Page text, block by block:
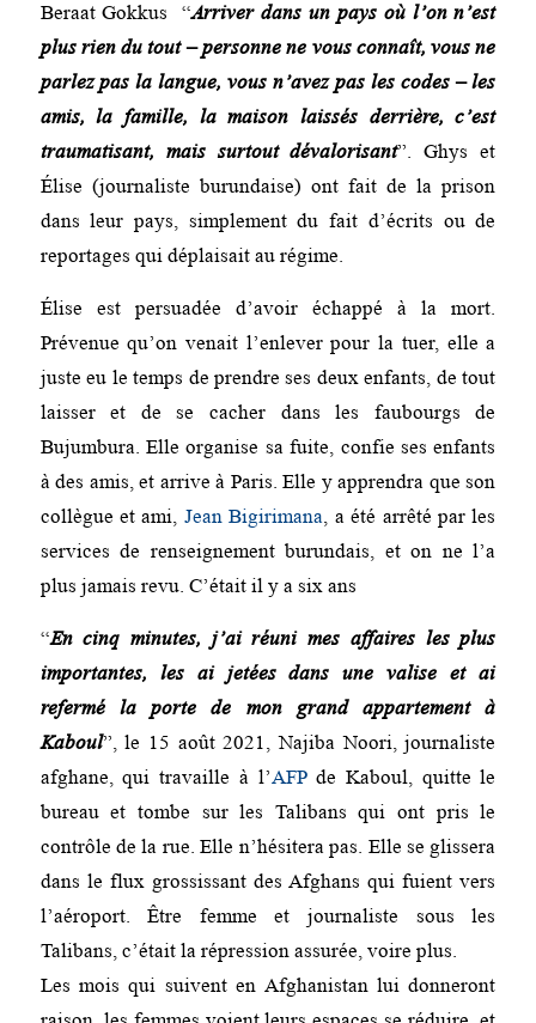
Beraat Gokkus “Arriver dans un pays où l’on n’est
plus rien du tout – personne ne vous connaît, vous ne
parlez pas la langue, vous n’avez pas les codes – les
amis, la famille, la maison laissés derrière, c’est
traumatisant, mais surtout dévalorisant”. Ghys et
Élise (journaliste burundaise) ont fait de la prison
dans leur pays, simplement du fait d’écrits ou de
reportages qui déplaisait au régime.
Élise est persuadée d’avoir échappé à la mort.
Prévenue qu’on venait l’enlever pour la tuer, elle a
juste eu le temps de prendre ses deux enfants, de tout
laisser et de se cacher dans les faubourgs de
Bujumbura. Elle organise sa fuite, confie ses enfants
à des amis, et arrive à Paris. Elle y apprendra que son
collègue et ami, Jean Bigirimana, a été arrêté par les
services de renseignement burundais, et on ne l’a
plus jamais revu. C’était il y a six ans
“En cinq minutes, j’ai réuni mes affaires les plus
importantes, les ai jetées dans une valise et ai
refermé la porte de mon grand appartement à
Kaboul”, le 15 août 2021, Najiba Noori, journaliste
afghane, qui travaille à l’AFPde Kaboul, quitte le
bureau et tombe sur les Talibans qui ont pris le
contrôle de la rue. Elle n’hésitera pas. Elle se glissera
dans le flux grossissant des Afghans qui fuient vers
l’aéroport. Être femme et journaliste sous les
Talibans, c’était la répression assurée, voire plus.
Les mois qui suivent en Afghanistan lui donneront